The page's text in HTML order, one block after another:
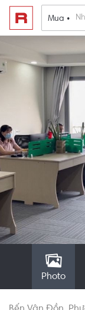
Mua •
Photo